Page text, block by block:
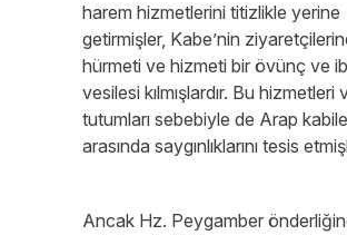
harem hizmetlerini titizlikle yerine
getirmişler, Kabe’nin
hürmeti ve hizmeti bir övünç ve
vesilesi kılmışlardır. Bu hizmetleri
tutumları sebebiyle de Arap
arasında saygınlıklarını tesis
Ancak Hz. Peygamber